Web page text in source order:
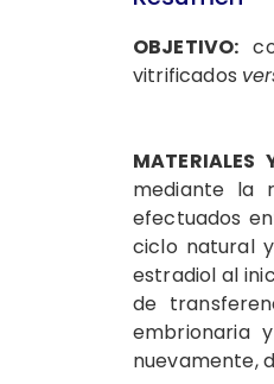
OBJETIVO:
vitrificados
MATERIALES
mediante la
efectuados
ciclo natural
estradiol al
de
embrionaria
nuevamente,